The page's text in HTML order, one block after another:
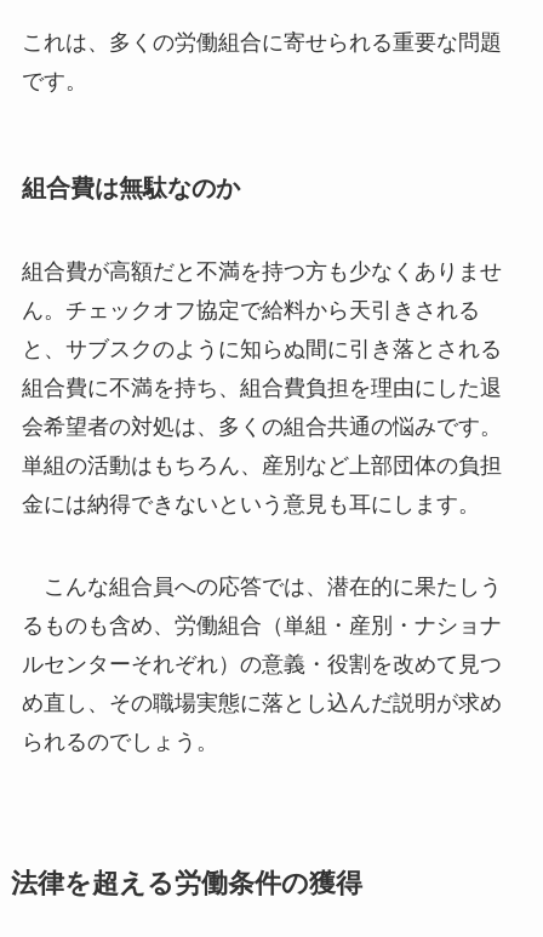
これは、多くの労働組合に寄せられる重要な問題
です。
組合費は無駄なのか
組合費が高額だと不満を持つ方も少なくありませ
ん。チェックオフ協定で給料から天引きされる
と、サブスクのように知らぬ間に引き落とされる
組合費に不満を持ち、組合費負担を理由にした退
会希望者の対処は、多くの組合共通の悩みです。
単組の活動はもちろん、産別など上部団体の負担
金には納得できないという意見も耳にします。
こんな組合員への応答では、潜在的に果たしう
るものも含め、労働組合（単組・産別・ナショナ
ルセンターそれぞれ）の意義・役割を改めて見つ
め直し、その職場実態に落とし込んだ説明が求め
られるのでしょう。
法律を超える労働条件の獲得